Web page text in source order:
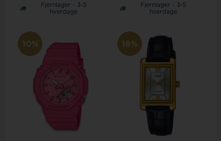
Fjernlager - 3-5
hverdage
Fjernlager - 3-5
hverdage
10% 18%